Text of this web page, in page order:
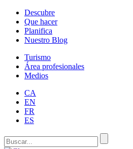
Descubre
Que hacer
Planifica
Nuestro Blog
Turismo
Área profesionales
Medios
CA
EN
FR
ES